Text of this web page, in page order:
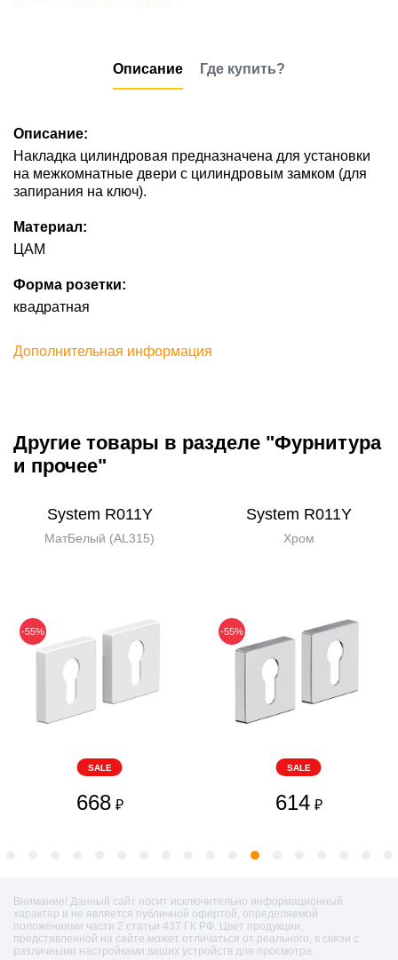
Описание Где купить?
Описание:
Накладка цилиндровая предназначена для установки
на межкомнатные двери с цилиндровым замком (для
запирания на ключ).
Материал:
ЦАМ
Форма розетки:
квадратная
Дополнительная информация
Другие товары в разделе "Фурнитура
и прочее"
System R011Y
МатБелый (AL315)
-55%
SALE
668 ₽
System R011Y
Хром
-55%
SALE
614 ₽
Внимание! Данный сайт носит исключительно информационный
характер и не является публичной офертой, определяемой
положениями части 2 статьи 437 ГК РФ. Цвет продукции,
представленной на сайте может отличаться от реального, в связи с
различными настройками ваших устройств для просмотра.